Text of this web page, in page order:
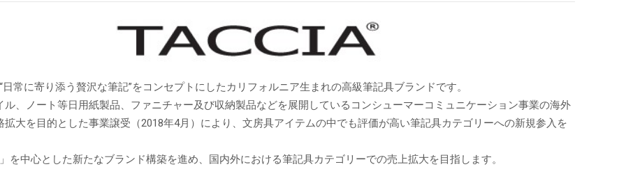
日常に寄り添う贅沢な筆記”をコンセプトにしたカリフォルニア生まれの高級筆記具ブランドです。
ル、ノート等日用紙製品、ファニチャー及び収納製品などを展開しているコンシューマーコミュニケーション事業の海外
拡大を目的とした事業譲受（2018年4月）により、文房具アイテムの中でも評価が高い筆記具カテゴリーへの新規参入を
を中心とした新たなブランド構築を進め、国内外における筆記具カテゴリーでの売上拡大を目指します。